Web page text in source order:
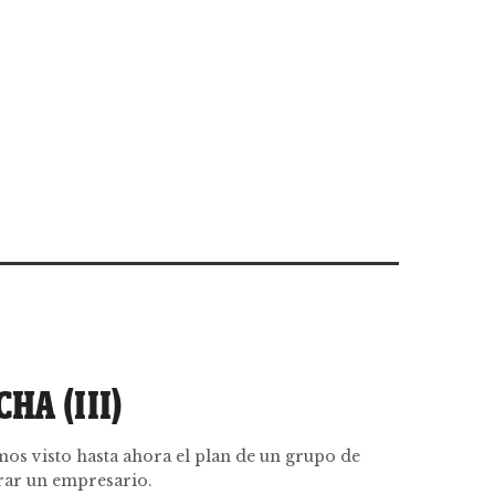
(III)
visto hasta ahora el plan de un grupo de
un empresario.